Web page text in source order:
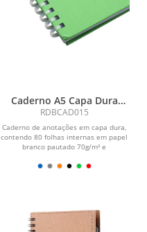
Caderno A5 Capa Dura
(21x14,5)
RDBCAD015
Caderno de anotações em capa dura,
contendo 80 folhas internas em papel
branco pautado 70g/m² e